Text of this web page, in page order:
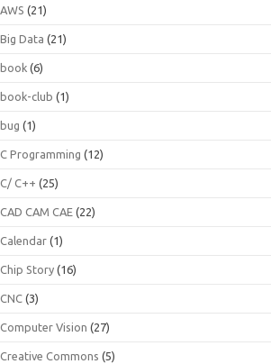
AWS (21)
Big Data (21)
book (6)
book-club (1)
bug (1)
C Programming (12)
C/ C++ (25)
CAD CAM CAE (22)
Calendar (1)
Chip Story (16)
CNC (3)
Computer Vision (27)
Creative Commons (5)